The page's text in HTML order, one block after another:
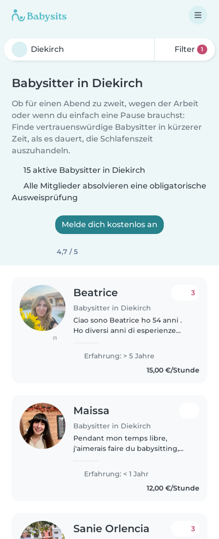
Filter 1
Babysitter in Diekirch
Ob für einen Abend zu zweit, wegen der Arbeit
oder wenn du einfach eine Pause brauchst:
Finde vertrauenswürdige Babysitter in kürzerer
Zeit, als es dauert, die Schlafenszeit
auszuhandeln.
15 aktive Babysitter in Diekirch
Alle Mitglieder absolvieren eine obligatorische
Ausweisprüfung
Melde dich kostenlos an
4,7 / 5
(1)
Beatrice
Babysitter in Diekirch
3
Ciao sono Beatrice ho 54 anni .
Ho diversi anni di esperienze
bambini dai 0 anni ai 12 .Sono
molto paziente e creativa . Mi
piace interagire con loro..
Erfahrung: > 5 Jahre
15,00 €/Stunde
Maissa
Babysitter in Diekirch
Pendant mon temps libre,
j'aimerais faire du babysitting,
activités créatives ou éducatives
Erfahrung: < 1 Jahr
12,00 €/Stunde
Sanie Orlencia 3